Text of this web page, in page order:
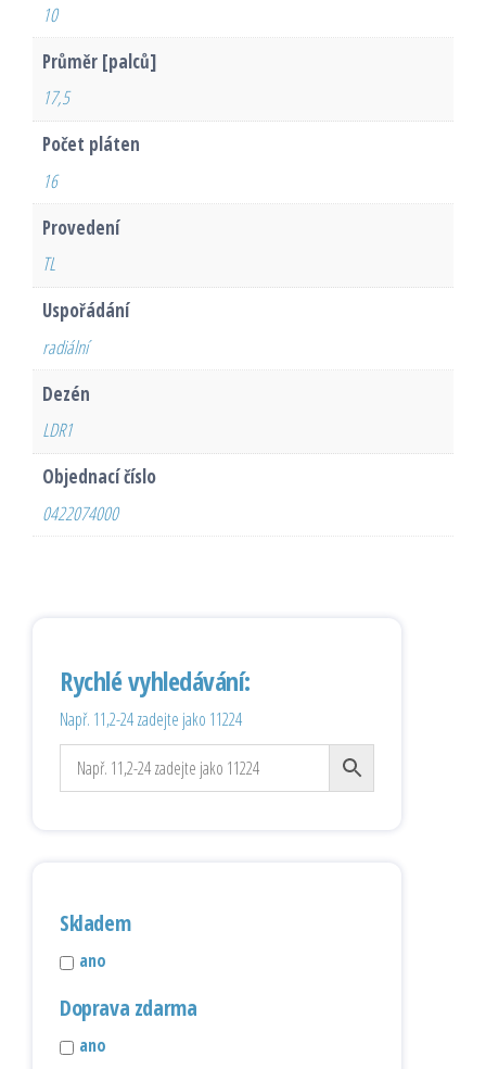
10
Průměr [palců]
17,5
Počet pláten
16
Provedení
TL
Uspořádání
radiální
Dezén
LDR1
Objednací číslo
0422074000
Rychlé vyhledávání:
Např. 11,2-24 zadejte jako 11224
Skladem
ano
Doprava zdarma
ano